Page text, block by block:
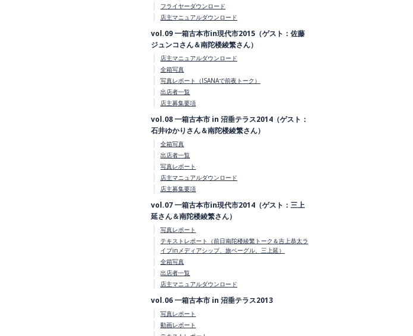
フライヤーダウンロード
店主マニュアルダウンロード
vol.09 一箱古本市in現代市2015（ゲスト：佐藤
ジュンコさん＆南陀楼綾繁さん）
店主マニュアルダウンロード
全箱写真
写真レポート（ISANAで前夜トーク）
出店者一覧
店主募集要項
vol.08 一箱古本市 in 沼垂テラス2014（ゲスト：
石井ゆかりさん＆南陀楼綾繁さん）
全箱写真
出店者一覧
写真レポート
店主マニュアルダウンロード
店主募集要項
vol.07 一箱古本市in現代市2014（ゲスト：三上
延さん＆南陀楼綾繁さん）
写真レポート
テキストレポート（前日南陀楼綾繁トーク＆吉上恭太ラ
イブinメディアシップ、旅ベーグル、三上延）
全箱写真
出店者一覧
店主マニュアルダウンロード
vol.06 一箱古本市 in 沼垂テラス2013
写真レポート
動画レポート